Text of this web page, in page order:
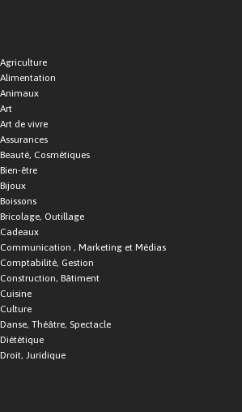
Agriculture
Alimentation
Animaux
Art
Art de vivre
Assurances
Beauté, Cosmétiques
Bien-être
Bijoux
Boissons
Bricolage, Outillage
Cadeaux
Communication , Marketing et Médias
Comptabilité, Gestion
Construction, Bâtiment
Cuisine
Culture
Danse, Théâtre, Spectacle
Diététique
Droit, Juridique